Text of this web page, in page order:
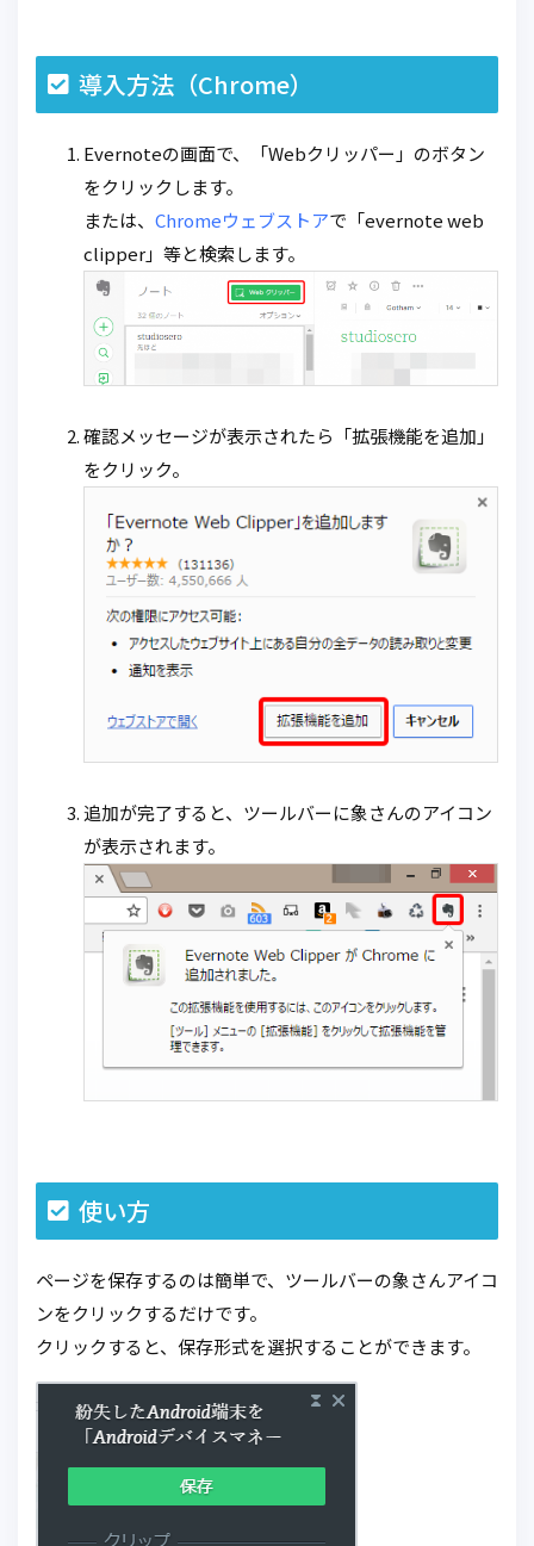
導入方法（Chrome）
Evernoteの画面で、「Webクリッパー」のボタン
をクリックします。
または、 Chromeウェブストアで「evernote web
clipper」等と検索します。
確認メッセージが表示されたら「拡張機能を追加」
をクリック。
追加が完了すると、ツールバーに象さんのアイコン
が表示されます。
使い方
ページを保存するのは簡単で、ツールバーの象さんアイコ
ンをクリックするだけです。
クリックすると、保存形式を選択することができます。